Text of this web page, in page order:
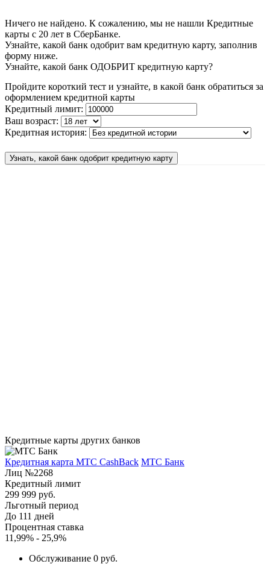
Ничего не найдено. К сожалению, мы не нашли Кредитные
карты с 20 лет в СберБанке.
Узнайте, какой банк одобрит вам кредитную карту, заполнив
форму ниже.
Узнайте, какой банк ОДОБРИТ кредитную карту?
Пройдите короткий тест и узнайте, в какой банк обратиться за
оформлением кредитной карты
Кредитный лимит:
Ваш возраст:
Кредитная история:
Узнать, какой банк одобрит кредитную карту
Кредитные карты других банков
Кредитная карта МТС CashBack МТС Банк
Лиц №2268
Кредитный лимит
299 999 руб.
Льготный период
До 111 дней
Процентная ставка
11,99% - 25,9%
Обслуживание 0 руб.